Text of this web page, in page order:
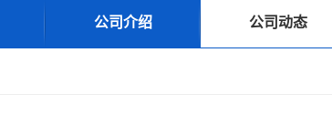
公司介绍 公司动态